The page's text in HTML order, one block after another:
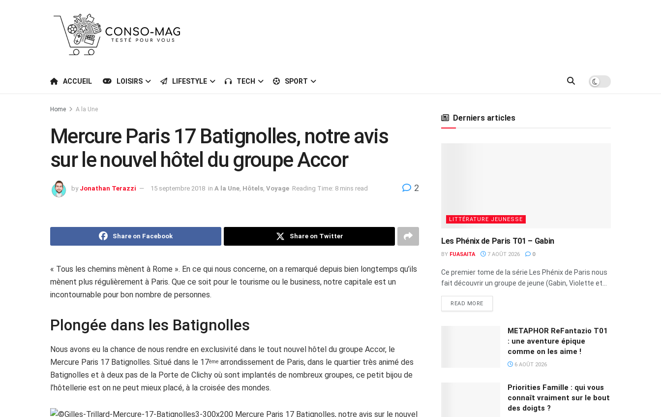
ACCUEIL LOISIRS LIFESTYLE TECH SPORT
Home A la Une
Mercure Paris 17 Batignolles, notre avis
sur le nouvel hôtel du groupe Accor
by Jonathan Terazzi 15 septembre 2018 in A la Une Hôtels Voyage Reading Time: 8 mins read 2
Share on Facebook Share on Twitter
« Tous les chemins mènent à Rome ». En ce qui nous concerne, on a remarqué depuis bien longtemps qu’ils
mènent plus régulièrement à Paris. Que ce soit pour le tourisme ou le business, notre capitale est un
incontournable pour bon nombre de personnes.
Plongée dans les Batignolles
Nous avons eu la chance de nous rendre en exclusivité dans le tout nouvel hôtel du groupe Accor, le
Mercure Paris 17 Batignolles. Situé dans le 17ème arrondissement de Paris, dans le quartier très animé des
Batignolles et à deux pas de la Porte de Clichy où sont implantés de nombreux groupes, ce petit bijou de
l’hôtellerie est on ne peut mieux placé, à la croisée des mondes.
Derniers articles
LITTÉRATURE JEUNESSE
Les Phénix de Paris T01 – Gabin
BY FUASAITA 7 AOÛT 2026 0
Ce premier tome de la série Les Phénix de Paris nous
fait découvrir un groupe de jeune (Gabin, Violette et...
READ MORE
METAPHOR ReFantazio T01
: une aventure épique
comme on les aime !
6 AOÛT 2026
Priorities Famille : qui vous
connaît vraiment sur le bout
des doigts ?